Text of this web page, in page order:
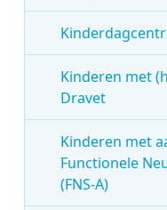
Kinderen met
Dravet
Kinderen met
Functionele
(FNS-A)